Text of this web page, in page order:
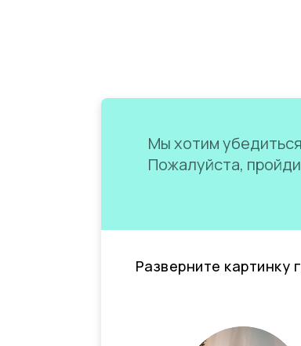
Мы хотим
Пожалуйста,
Разверните картинку